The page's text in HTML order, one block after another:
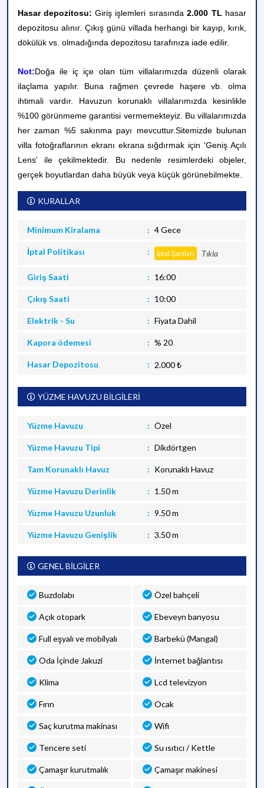
Hasar depozitosu: Giriş işlemleri sırasında2.000 TL hasar
depozitosu alınır. Çıkış günü villada herhangi bir kayıp, kırık,
dökülük vs. olmadığında depozitosu tarafınıza iade edilir.
Not:Doğa ile iç içe olan tüm villalarımızda düzenli olarak
ilaçlama yapılır. Buna rağmen çevrede haşere vb. olma
ihtimali vardır. Havuzun korunaklı villalarımızda kesinlikle
%100 görünmeme garantisi vermemekteyiz. Bu villalarımızda
her zaman %5 sakınma payı mevcuttur.Sitemizde bulunan
villa fotoğraflarının ekranı ekrana sığdırmak için 'Geniş Açılı
Lens' ile çekilmektedir. Bu nedenle resimlerdeki objeler,
gerçek boyutlardan daha büyük veya küçük görünebilmekte.
KURALLAR
Minimum Kiralama 4 Gece
İptal Politikası İptal Şartları Tıkla
Giriş Saati 16:00
Çıkış Saati 10:00
Elektrik - Su Fiyata Dahil
Kapora ödemesi % 20
Hasar Depozitosu 2.000 ₺
YÜZME HAVUZU BİLGİLERİ
Yüzme Havuzu Özel
Yüzme Havuzu Tipi Dikdörtgen
Tam Korunaklı Havuz Korunaklı Havuz
Yüzme Havuzu Derinlik 1.50 m
Yüzme Havuzu Uzunluk 9.50 m
Yüzme Havuzu Genişlik 3.50 m
GENEL BİLGİLER
Buzdolabı Özel bahçeli
Açık otopark Ebeveyn banyosu
Full eşyalı ve mobilyalı Barbekü (Mangal)
Oda İçinde Jakuzi İnternet bağlantısı
Klima Lcd televizyon
Fırın Ocak
Saç kurutma makinası Wifi
Tencere seti Su ısıtıcı / Kettle
Çamaşır kurutmalık Çamaşır makinesi